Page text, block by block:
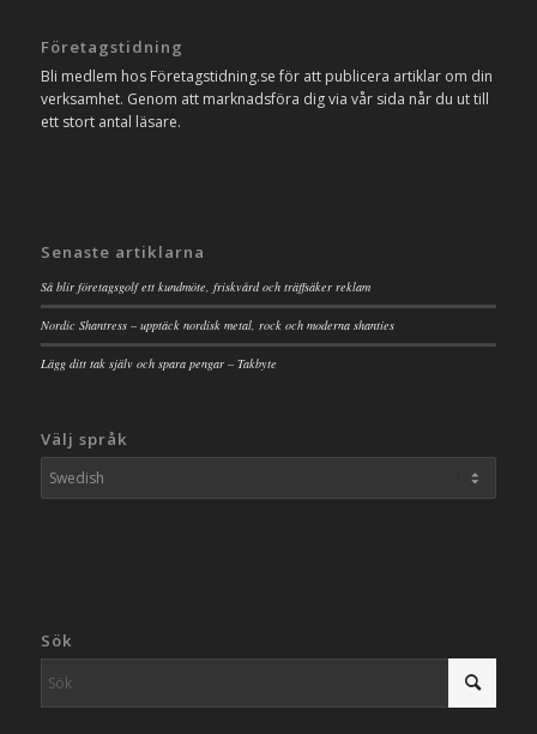
Företagstidning
Bli medlem hos Företagstidning.se för att publicera artiklar om din
verksamhet. Genom att marknadsföra dig via vår sida når du ut till
ett stort antal läsare.
Senaste artiklarna
Så blir företagsgolf ett kundmöte, friskvård och träffsäker reklam
Nordic Shantress – upptäck nordisk metal, rock och moderna shanties
Lägg ditt tak själv och spara pengar – Takbyte
Välj språk
Sök